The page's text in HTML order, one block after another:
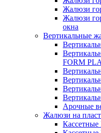
Жалюзи
Жалюзи
окна
Вертикальные
FORM
Арочные
Жалюзи на